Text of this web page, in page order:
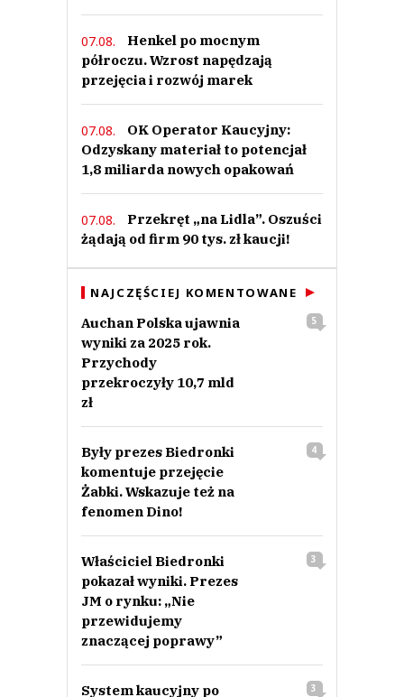
07.08.
Henkel po mocnym
półroczu. Wzrost napędzają
przejęcia i rozwój marek
07.08.
OK Operator Kaucyjny:
Odzyskany materiał to potencjał
1,8 miliarda nowych opakowań
07.08.
Przekręt „na Lidla”. Oszuści
żądają od firm 90 tys. zł kaucji!
NAJCZĘŚCIEJ KOMENTOWANE
Auchan Polska ujawnia
wyniki za 2025 rok.
Przychody
przekroczyły 10,7 mld
zł
5
Były prezes Biedronki
komentuje przejęcie
Żabki. Wskazuje też na
fenomen Dino!
4
Właściciel Biedronki
pokazał wyniki. Prezes
JM o rynku: „Nie
przewidujemy
znaczącej poprawy”
3
System kaucyjny po
3